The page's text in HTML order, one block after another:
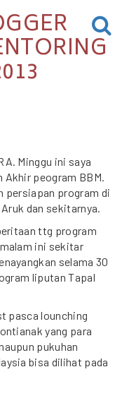
Minggu ini saya
Akhir peogram BBM.
persiapan program di
dan sekitarnya.
ttg program
ini sekitar
selama 30
liputan Tapal
pasca lounching
yang para
pukuhan
bisa dilihat pada